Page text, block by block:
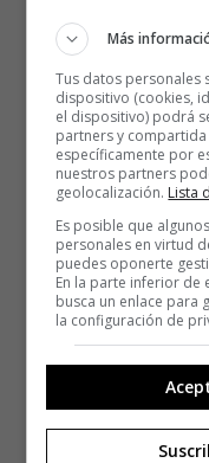
Más
Tus datos personales
dispositivo (cookies,
el dispositivo) podrá
partners y
específicamente por
nuestros partners
geolocalización. Lista
Es posible que
personales en virtud
puedes oponerte
En la parte inferior de
busca un enlace para
la configuración de